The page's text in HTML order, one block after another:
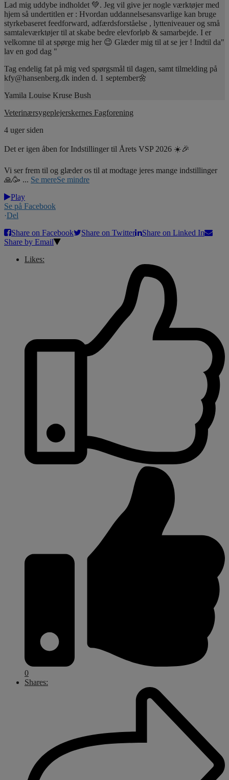
Lad mig uddybe indholdet 💚. Jeg vil give jer nogle værktøjer med
hjem så undertitlen er : Hvordan uddannelsesansvarlige kan bruge
styrkebaseret feedforward, adfærdsforståelse , lytteniveauer og små
samtaleværktøjer til at skabe bedre elevforløb & samarbejde. I er
velkomne til at spørge mig her 😉 Glæder mig til at se jer ! Indtil da"
lav en god dag "
Tag endelig fat på mig ved spørgsmål til dagen, samt tilmelding på
kfy@hansenberg.dk inden d. 1 september🌼
Yamila Louise Kruse Bush
Veterinærsygeplejerskernes Fagforening
4 uger siden
Det er igen åben for Indstillinger til Årets VSP 2026 ☀️🎉
Vi ser frem til og glæder os til at modtage jeres mange indstillinger
🙏🥳 ... Se mereSe mindre
Play
Se på Facebook
·Del
Share on Facebook
Share on Twitter
Share on Linked In
Share by Email
Likes:
0
Shares: